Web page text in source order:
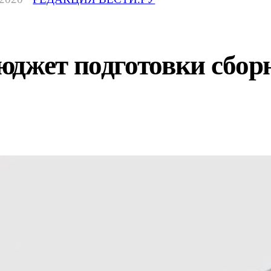
подготовки